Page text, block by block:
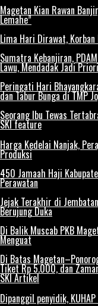
Magetan Kian Rawan
Lemahe”
Lima Hari Dirawat,
Sumatra Kebanjiran,
Lawu, Mendadak Jadi
Peringati Hari
dan Tabur Bunga di TMP
Seorang Ibu Tewas
SKI feature
Harga Kedelai Nanjak,
Produksi
450 Jamaah Haji
Perawatan
Jejak Terakhir di
Berujung Duka
Di Balik Muscab PKB
Menguat
Di Batas
Tiket Rp 5.000, dan
SKI Artikel
Dipanggil penyidik,